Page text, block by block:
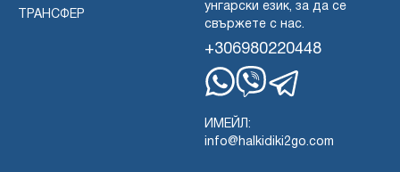
ТРАНСФЕР
унгарски език, за да се
свържете с нас.
+306980220448
ИМЕЙЛ:
info@halkidiki2go.com